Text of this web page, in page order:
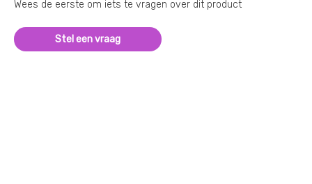
Wees de eerste om iets te vragen over dit product
Stel een vraag